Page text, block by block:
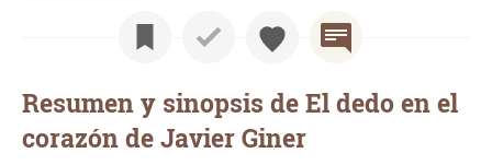
Resumen y sinopsis de El dedo en el
corazón de Javier Giner